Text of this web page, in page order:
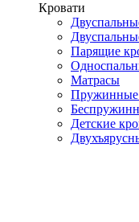
Кровати
Парящие
Матрасы
Пружинные
Детские